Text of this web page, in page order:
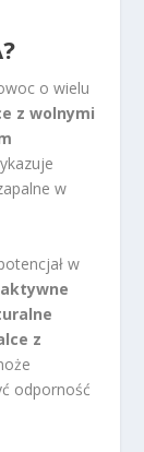
o wielu
z wolnymi
w
w
z
odporność